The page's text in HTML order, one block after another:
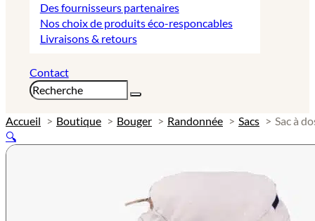
Des fournisseurs partenaires
Nos choix de produits éco-responcables
Livraisons & retours
Contact
Rechercher
Accueil Boutique Bouger Randonnée Sacs
Sac à
🔍